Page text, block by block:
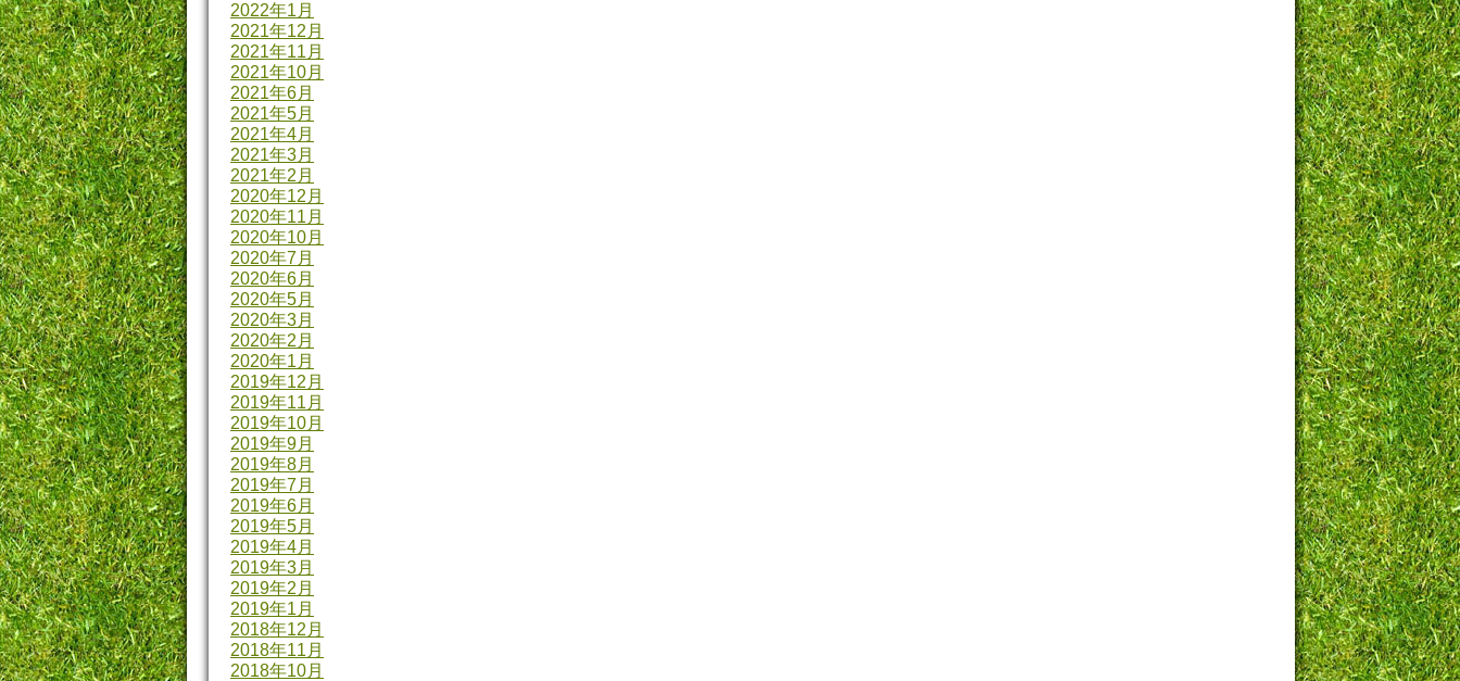
2022年1月
2021年12月
2021年11月
2021年10月
2021年6月
2021年5月
2021年4月
2021年3月
2021年2月
2020年12月
2020年11月
2020年10月
2020年7月
2020年6月
2020年5月
2020年3月
2020年2月
2020年1月
2019年12月
2019年11月
2019年10月
2019年9月
2019年8月
2019年7月
2019年6月
2019年5月
2019年4月
2019年3月
2019年2月
2019年1月
2018年12月
2018年11月
2018年10月